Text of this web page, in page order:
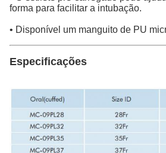
forma para facilitar a intubação.
• Disponível um manguito de PU
Especificações